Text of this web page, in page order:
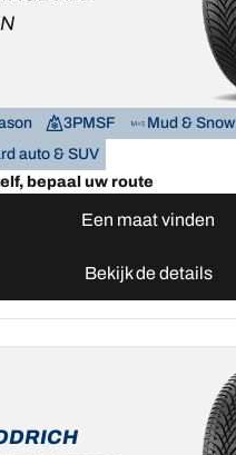
3PMSF
Mud & Snow
auto & SUV
bepaal uw route
Een maat vinden
Bekijk de details